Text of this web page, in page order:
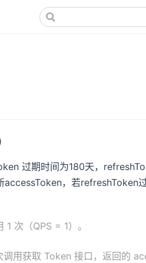
过期时间为180天，
，若refreshToken
次（QPS = 1）。
调用获取 Token 接口，返回的